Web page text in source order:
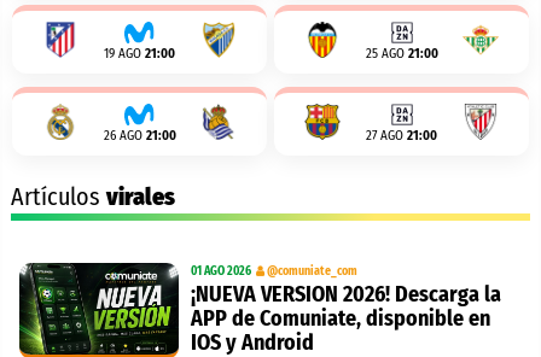
19 AGO 21:00 25 AGO 21:00
26 AGO 21:00 27 AGO 21:00
Artículosvirales
01 AGO 2026 @comuniate_com
¡NUEVA VERSION 2026! Descarga la
APP de Comuniate, disponible en
IOS y Android